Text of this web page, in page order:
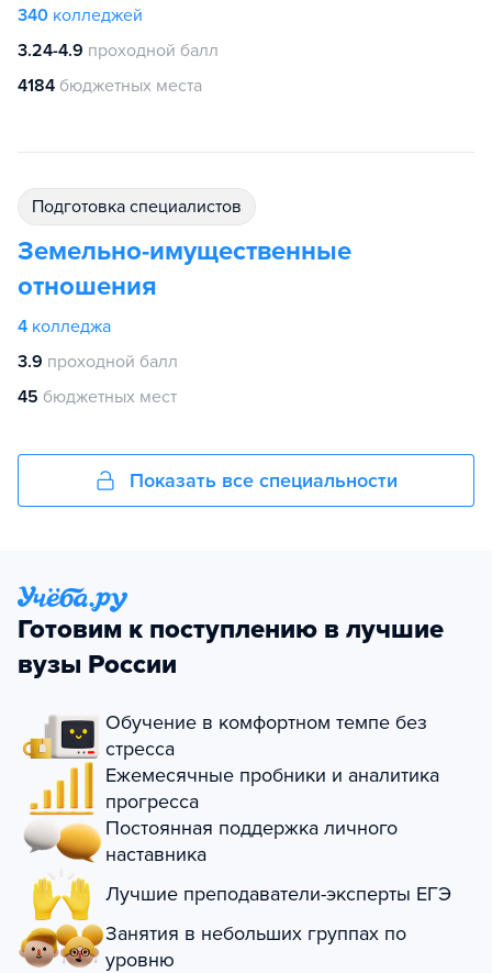
340 колледжей
3.24-4.9 проходной балл
4184 бюджетных места
подготовка специалистов
Земельно-имущественные
отношения
4 колледжа
3.9 проходной балл
45 бюджетных мест
Показать все специальности
Готовим к поступлению в лучшие
вузы России
Обучение в комфортном темпе без
стресса
Ежемесячные пробники и аналитика
прогресса
Постоянная поддержка личного
наставника
Лучшие преподаватели-эксперты ЕГЭ
Занятия в небольших группах по
уровню